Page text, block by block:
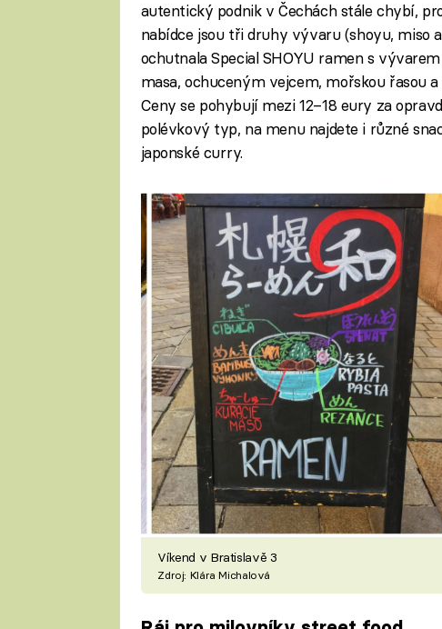
autentický podnik v Čechách stále chybí,
nabídce jsou tři druhy vývaru (shoyu, miso
ochutnala Special SHOYU ramen s
masa, ochuceným vejcem, mořskou řasou
Ceny se pohybují mezi 12–18 eury za
polévkový typ, na menu najdete i různé
japonské curry.
Víkend v Bratislavě 3
Zdroj: Klára Michalová